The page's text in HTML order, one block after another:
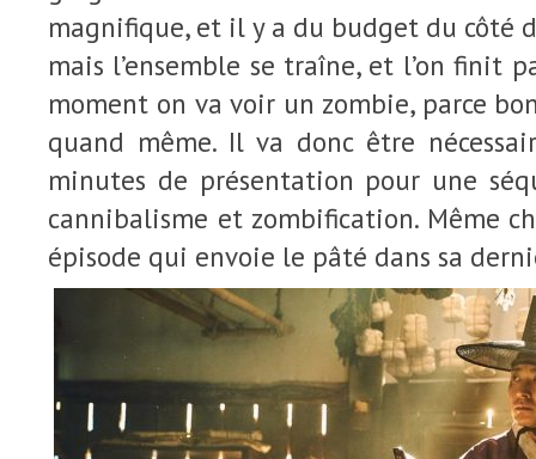
magnifique, et il y a du budget du côté
mais l’ensemble se traîne, et l’on finit
moment on va voir un zombie, parce
quand même. Il va donc être
minutes de présentation pour une
cannibalisme et zombification. Même
épisode qui envoie le pâté dans sa